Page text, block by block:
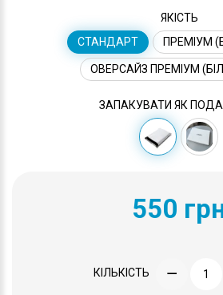
ЯКІСТЬ
СТАНДАРТ
ПРЕМІУМ
ОВЕРСАЙЗ ПРЕМІУМ
ЗАПАКУВАТИ ЯК
550
КІЛЬКІСТЬ